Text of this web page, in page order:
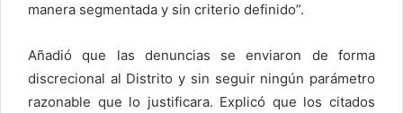
manera segmentada y sin criterio definido”.
Añadió que las denuncias se enviaron de forma
discrecional al Distrito y sin seguir ningún parámetro
razonable que lo justificara. Explicó que los citados